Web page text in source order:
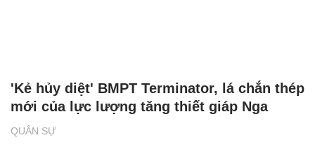
QUÂN SỰ
'Kẻ hủy diệt' BMPT Terminator, lá chắn thép
mới của lực lượng tăng thiết giáp Nga